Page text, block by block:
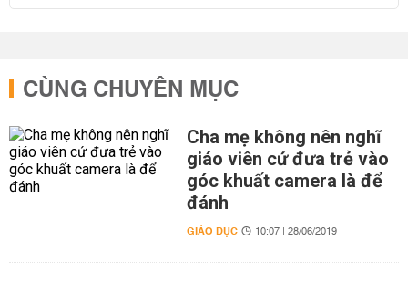
CÙNG CHUYÊN MỤC
Cha mẹ không nên nghĩ
giáo viên cứ đưa trẻ vào
góc khuất camera là để
đánh
GIÁO DỤC 10:07 | 28/06/2019